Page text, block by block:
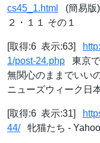
cs45_1.html
(簡易版
２・１１ その１
[取得:6 表示:63]
1/post-24.php 東京
無関心のままでいい
ニューズウィーク日
[取得:6 表示:31]
44/牝猫たち -